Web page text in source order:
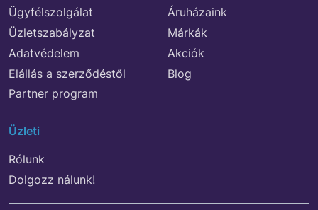
Ügyfélszolgálat
Üzletszabályzat
Adatvédelem
Elállás a szerződéstől
Partner program
Áruházaink
Márkák
Akciók
Blog
Üzleti
Rólunk
Dolgozz nálunk!